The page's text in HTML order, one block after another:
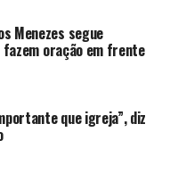
Menezes segue
oração em frente
que igreja”, diz